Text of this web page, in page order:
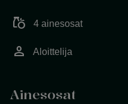
grocery 4 ainesosat
person Aloittelija
Ainesosat